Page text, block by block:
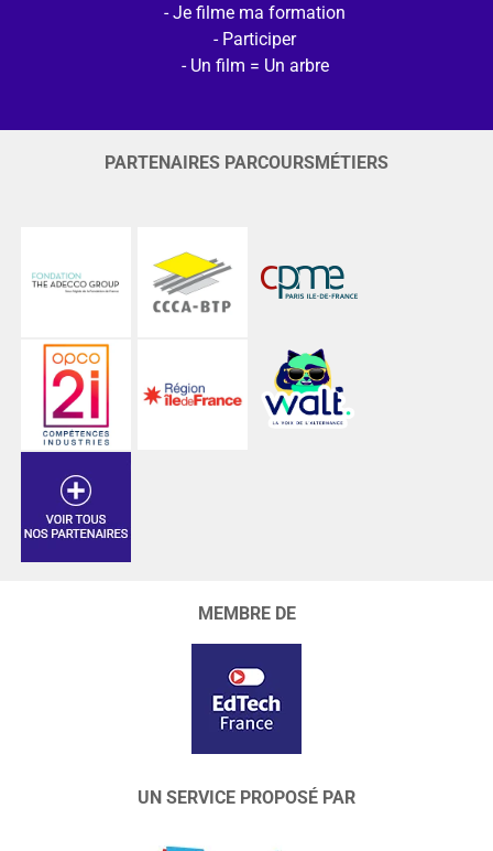
Je filme ma formation
Participer
Un film = Un arbre
PARTENAIRES PARCOURSMÉTIERS
MEMBRE DE
UN SERVICE PROPOSÉ PAR